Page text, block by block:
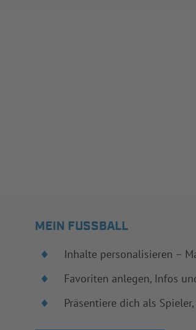
MEIN FUSSBALL
Inhalte personalisieren –
Favoriten anlegen, Infos
Präsentiere dich als